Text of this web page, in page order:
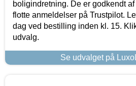
boligindretning. De er godkendt
flotte anmeldelser på Trustpilot.
dag ved bestilling inden kl. 15.
udvalg.
Se udvalget på